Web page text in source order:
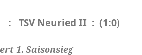
: TSV Neuried II : (1:0)
1. Saisonsieg